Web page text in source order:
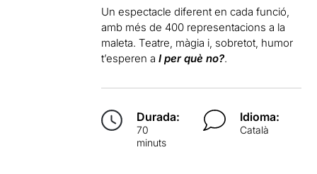
Un espectacle diferent en cada funció,
amb més de 400 representacions a la
maleta. Teatre, màgia i, sobretot, humor
t’esperen aI per què no?.
Durada:
70
minuts
Idioma:
Català